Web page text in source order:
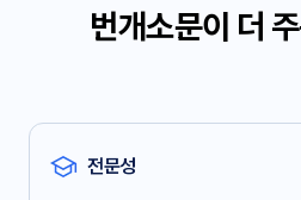
번개소문이 더
전문성